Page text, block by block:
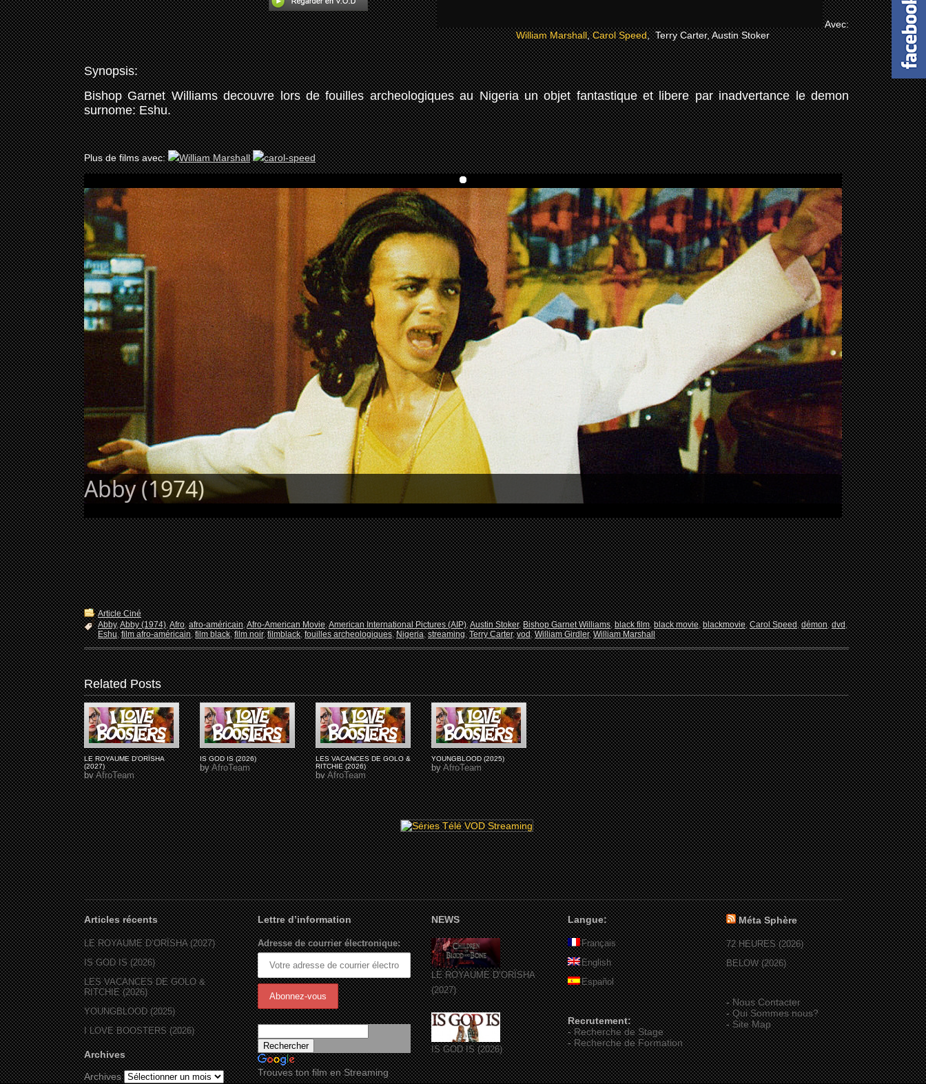
Avec:
William Marshall,Carol Speed, Terry Carter, Austin Stoker
Synopsis:
Bishop Garnet Williams decouvre lors de fouilles archeologiques au Nigeria un objet fantastique et libere par inadvertance le demon
surnome: Eshu.
Plus de films avec:
Abby (1974)
Article Ciné
Abby,Abby (1974),Afro,afro-américain,Afro-American Movie,American International Pictures (AIP),Austin Stoker,Bishop Garnet Williams,black film,black movie,blackmovie,Carol Speed,démon,dvd,
Eshu,film afro-américain,film black,film noir,filmblack,fouilles archeologiques,Nigeria,streaming,Terry Carter,vod,William Girdler,William Marshall
Related Posts
LE ROYAUME D'ORÏSHA
(2027)
byAfroTeam
IS GOD IS (2026)
byAfroTeam
LES VACANCES DE GOLO &
RITCHIE (2026)
byAfroTeam
YOUNGBLOOD (2025)
byAfroTeam
Articles récents
LE ROYAUME D’ORÏSHA (2027)
IS GOD IS (2026)
LES VACANCES DE GOLO &
RITCHIE (2026)
YOUNGBLOOD (2025)
I LOVE BOOSTERS (2026)
Archives
Archives
Lettre d’information
Adresse de courrier électronique:
Trouves ton film en Streaming
NEWS
LE ROYAUME D’ORÏSHA
(2027)
IS GOD IS (2026)
Langue:
Français
English
Español
Recrutement:
-Recherche de Stage
-Recherche de Formation
Méta Sphère
72 HEURES (2026)
BELOW (2026)
-Nous Contacter
-Qui Sommes nous?
-Site Map